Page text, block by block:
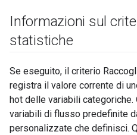
Informazioni sul
statistiche
Se eseguito, il criterio
registra il valore corrente di
hot delle variabili
variabili di flusso predefinite
personalizzate che definisci.